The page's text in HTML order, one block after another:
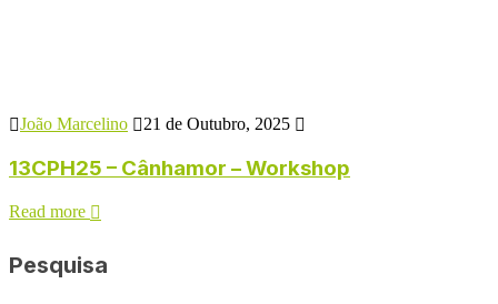
João Marcelino 21 de Outubro, 2025
13CPH25 – Cânhamor – Workshop
Read more
Pesquisa